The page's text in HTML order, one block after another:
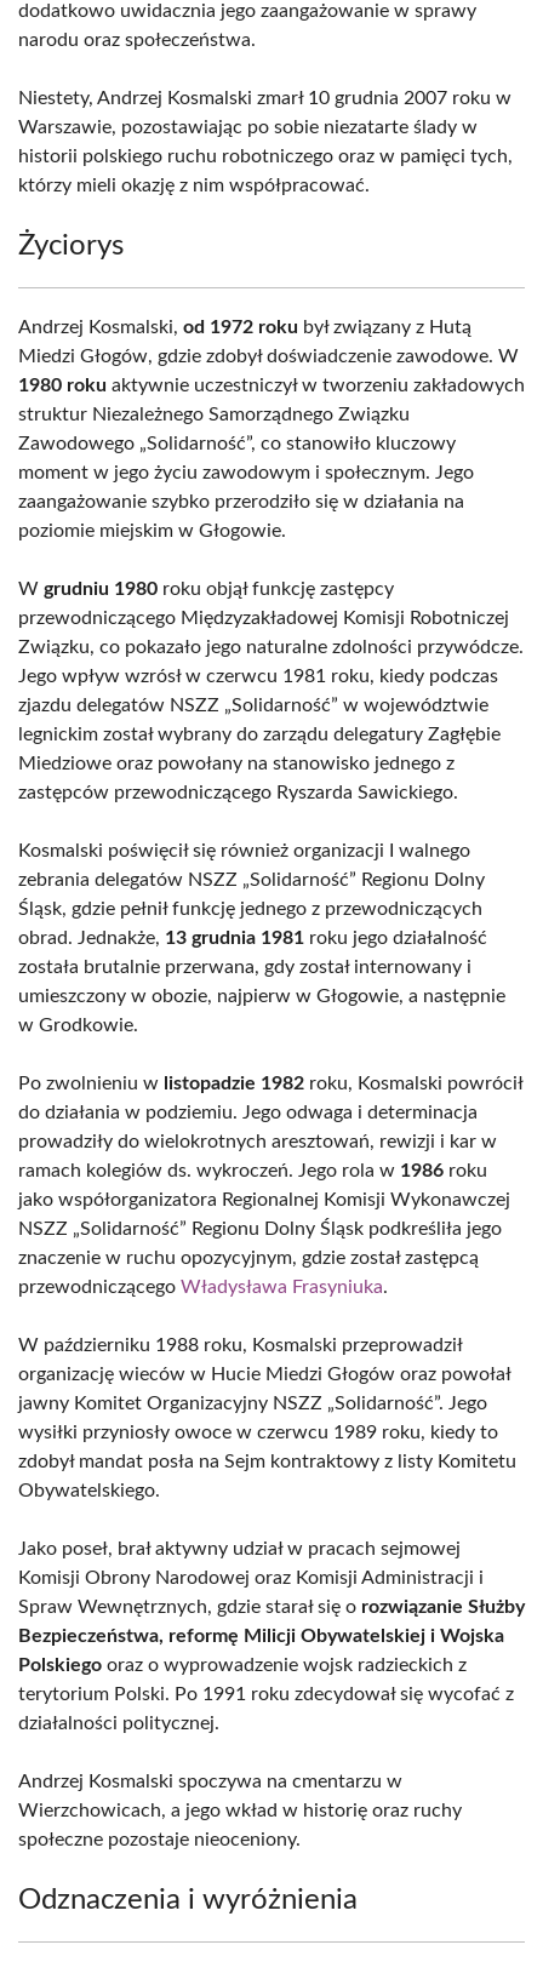
dodatkowo uwidacznia jego zaangażowanie w sprawy
narodu oraz społeczeństwa.
Niestety, Andrzej Kosmalski zmarł 10 grudnia 2007 roku w
Warszawie, pozostawiając po sobie niezatarte ślady w
historii polskiego ruchu robotniczego oraz w pamięci tych,
którzy mieli okazję z nim współpracować.
Życiorys
Andrzej Kosmalski, od 1972 roku był związany z Hutą
Miedzi Głogów, gdzie zdobył doświadczenie zawodowe. W
1980 roku aktywnie uczestniczył w tworzeniu zakładowych
struktur Niezależnego Samorządnego Związku
Zawodowego „Solidarność”, co stanowiło kluczowy
moment w jego życiu zawodowym i społecznym. Jego
zaangażowanie szybko przerodziło się w działania na
poziomie miejskim w Głogowie.
W grudniu 1980 roku objął funkcję zastępcy
przewodniczącego Międzyzakładowej Komisji Robotniczej
Związku, co pokazało jego naturalne zdolności przywódcze.
Jego wpływ wzrósł w czerwcu 1981 roku, kiedy podczas
zjazdu delegatów NSZZ „Solidarność” w województwie
legnickim został wybrany do zarządu delegatury Zagłębie
Miedziowe oraz powołany na stanowisko jednego z
zastępców przewodniczącego Ryszarda Sawickiego.
Kosmalski poświęcił się również organizacji I walnego
zebrania delegatów NSZZ „Solidarność” Regionu Dolny
Śląsk, gdzie pełnił funkcję jednego z przewodniczących
obrad. Jednakże, 13 grudnia 1981 roku jego działalność
została brutalnie przerwana, gdy został internowany i
umieszczony w obozie, najpierw w Głogowie, a następnie
w Grodkowie.
Po zwolnieniu w listopadzie 1982 roku, Kosmalski powrócił
do działania w podziemiu. Jego odwaga i determinacja
prowadziły do wielokrotnych aresztowań, rewizji i kar w
ramach kolegiów ds. wykroczeń. Jego rola w 1986 roku
jako współorganizatora Regionalnej Komisji Wykonawczej
NSZZ „Solidarność” Regionu Dolny Śląsk podkreśliła jego
znaczenie w ruchu opozycyjnym, gdzie został zastępcą
przewodniczącego Władysława Frasyniuka.
W październiku 1988 roku, Kosmalski przeprowadził
organizację wieców w Hucie Miedzi Głogów oraz powołał
jawny Komitet Organizacyjny NSZZ „Solidarność”. Jego
wysiłki przyniosły owoce w czerwcu 1989 roku, kiedy to
zdobył mandat posła na Sejm kontraktowy z listy Komitetu
Obywatelskiego.
Jako poseł, brał aktywny udział w pracach sejmowej
Komisji Obrony Narodowej oraz Komisji Administracji i
Spraw Wewnętrznych, gdzie starał się o rozwiązanie Służby
Bezpieczeństwa, reformę Milicji Obywatelskiej i Wojska
Polskiego oraz o wyprowadzenie wojsk radzieckich z
terytorium Polski. Po 1991 roku zdecydował się wycofać z
działalności politycznej.
Andrzej Kosmalski spoczywa na cmentarzu w
Wierzchowicach, a jego wkład w historię oraz ruchy
społeczne pozostaje nieoceniony.
Odznaczenia i wyróżnienia